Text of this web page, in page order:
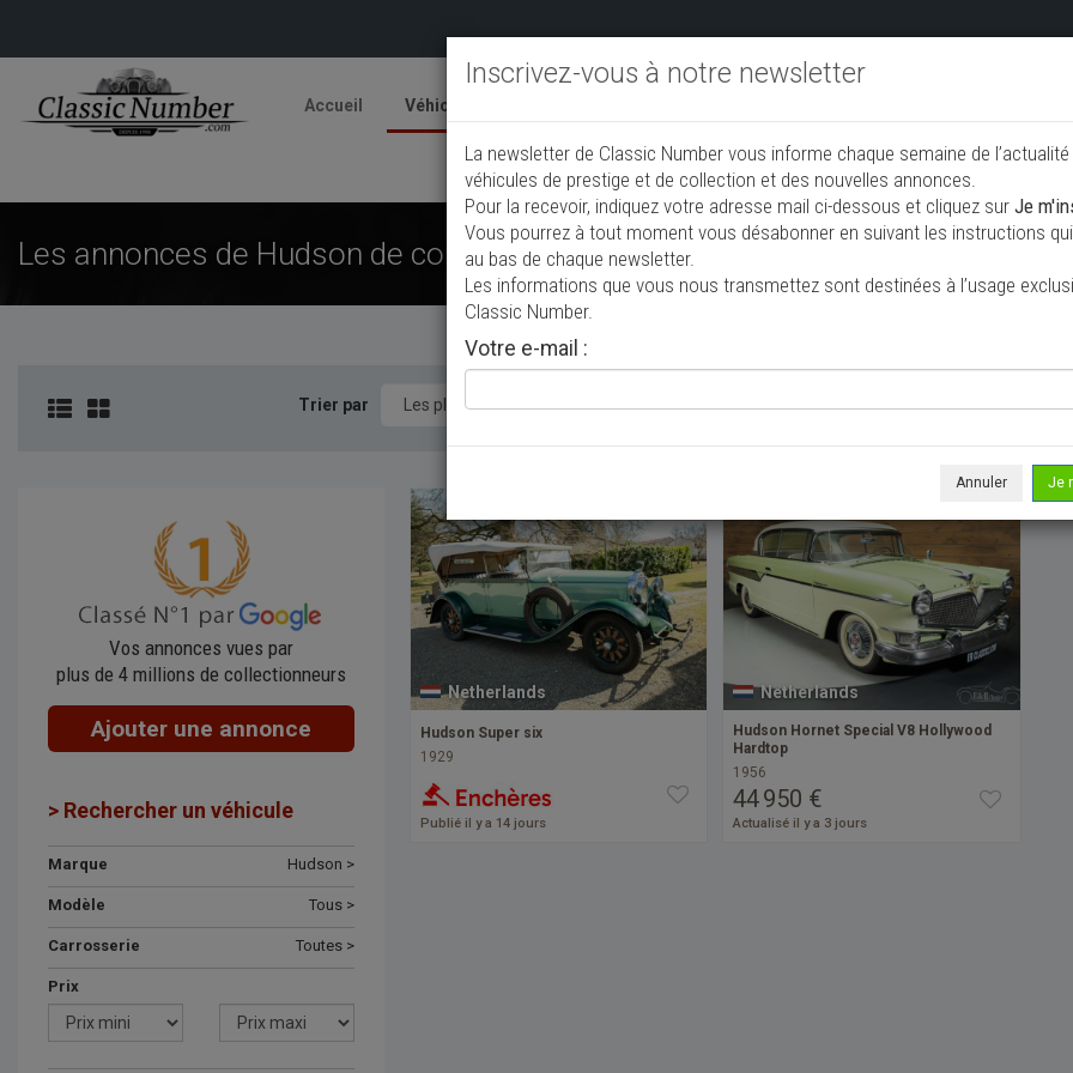
Accueil Véhicules
Ajouter une annonce
Les annonces de Hudson de collection à vendre
Trier par
Vos annonces vues par
plus de 4 millions de collectionneurs
Ajouter une annonce
> Rechercher un véhicule
Marque Hudson >
Modèle Tous >
Carrosserie Toutes >
Prix
Netherlands
Hudson Super six
1929
Publié il y a 14 jours
Netherlands
Hudson Hornet Special V8 Hollywood
Hardtop
1956
44 950 €
Actualisé il y a 3 jours
Inscrivez-vous à notre newsletter
La newsletter de Classic Number vous informe chaque semaine de
véhicules de prestige et de collection et des nouvelles annonces.
Pour la recevoir, indiquez votre adresse mail ci-dessous et cliquez sur Je
Vous pourrez à tout moment vous désabonner en suivant les instructions
au bas de chaque newsletter.
Les informations que vous nous transmettez sont destinées à l’usage
Classic Number.
Votre e-mail :
Annuler Je